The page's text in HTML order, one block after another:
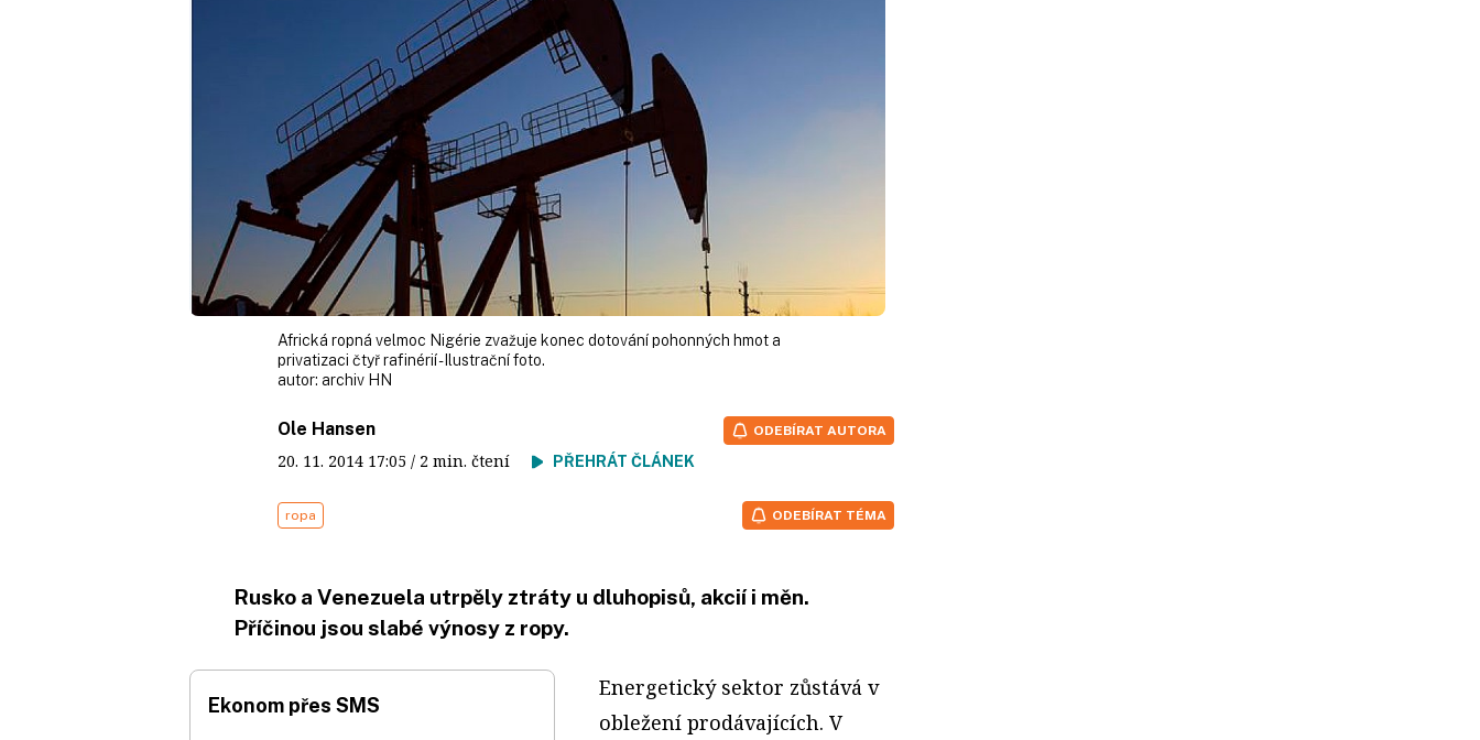
Africká ropná velmoc Nigérie zvažuje konec dotování pohonných hmot a
privatizaci čtyř rafinérií - Ilustrační foto.
autor: archiv HN
Ole Hansen
20. 11. 2014 17:05 / 2 min. čtení PŘEHRÁT ČLÁNEK
ODEBÍRAT AUTORA
ropa ODEBÍRAT TÉMA
Rusko a Venezuela utrpěly ztráty u dluhopisů, akcií i měn.
Příčinou jsou slabé výnosy z ropy.
Ekonom přes SMS
Energetický sektor zůstává v
obležení prodávajících. V